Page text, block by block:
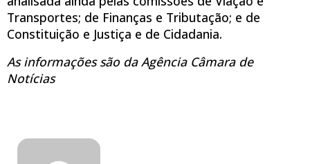
Transportes; de Finanças e Tributação; e de
Constituição e Justiça e de Cidadania.
As informações são da Agência Câmara de
Notícias